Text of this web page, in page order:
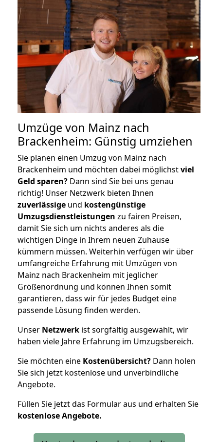
Umzüge von Mainz nach
Brackenheim: Günstig umziehen
Sie planen einen Umzug von Mainz nach
Brackenheim und möchten dabei möglichstviel
Geld sparen? Dann sind Sie bei uns genau
richtig! Unser Netzwerk bieten Ihnen
zuverlässige und kostengünstige
Umzugsdienstleistungen zu fairen Preisen,
damit Sie sich um nichts anderes als die
wichtigen Dinge in Ihrem neuen Zuhause
kümmern müssen. Weiterhin verfügen wir über
umfangreiche Erfahrung mit Umzügen von
Mainz nach Brackenheim mit jeglicher
Größenordnung und können Ihnen somit
garantieren, dass wir für jedes Budget eine
passende Lösung finden werden.
Unser Netzwerk ist sorgfältig ausgewählt, wir
haben viele Jahre Erfahrung im Umzugsbereich.
Sie möchten eine Kostenübersicht? Dann holen
Sie sich jetzt kostenlose und unverbindliche
Angebote.
Füllen Sie jetzt das Formular aus und erhalten Sie
kostenloseAngebote.